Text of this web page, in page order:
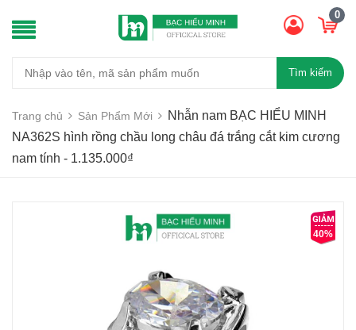
0
Tìm kiếm
Trang chủ Sản Phẩm Mới
Nhẫn nam BẠC HIỂU MINH
NA362S hình rồng chầu long châu đá trắng cắt kim cương
nam tính - 1.135.000₫
40%